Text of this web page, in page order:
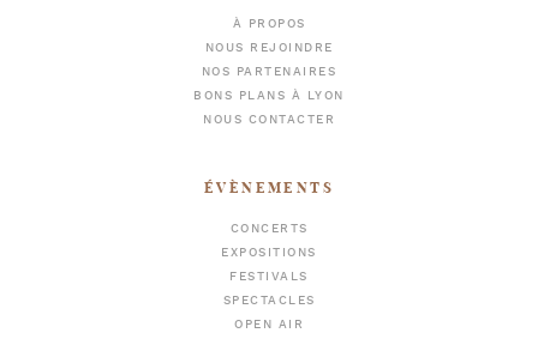
À PROPOS
NOUS REJOINDRE
NOS PARTENAIRES
BONS PLANS À LYON
NOUS CONTACTER
ÉVÈNEMENTS
CONCERTS
EXPOSITIONS
FESTIVALS
SPECTACLES
OPEN AIR